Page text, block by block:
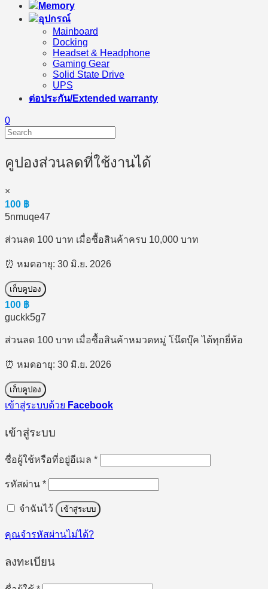
Memory
อุปกรณ์
Mainboard
Docking
Headset & Headphone
Gaming Gear
Solid State Drive
UPS
ต่อประกัน/Extended warranty
0
คูปองส่วนลดที่ใช้งานได้
×
100 ฿
5nmuqe47
ส่วนลด 100 บาท เมื่อซื้อสินค้าครบ 10,000 บาท
⏰ หมดอายุ: 30 มิ.ย. 2026
เก็บคูปอง
100 ฿
guckk5g7
ส่วนลด 100 บาท เมื่อซื้อสินค้าหมวดหมู่ โน๊ตบุ๊ค ได้ทุกยี่ห้อ
⏰ หมดอายุ: 30 มิ.ย. 2026
เก็บคูปอง
เข้าสู่ระบบด้วย Facebook
เข้าสู่ระบบ
ชื่อผู้ใช้หรือที่อยู่อีเมล *ต้องการ
รหัสผ่าน *ต้องการ
จำฉันไว้ เข้าสู่ระบบ
คุณจำรหัสผ่านไม่ได้?
ลงทะเบียน